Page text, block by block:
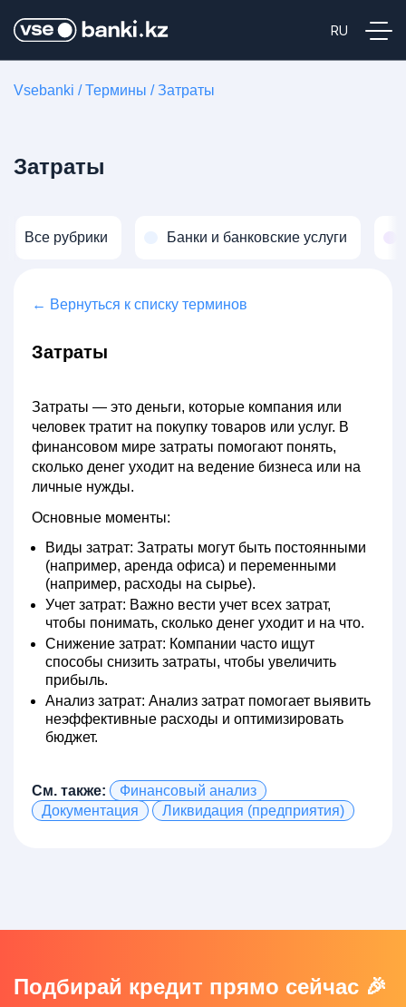
Vsebanki /Термины /Затраты
Затраты
Все рубрики Банки и банковские услуги
← Вернуться к списку терминов
Затраты
Затраты — это деньги, которые компания или
человек тратит на покупку товаров или услуг. В
финансовом мире затраты помогают понять,
сколько денег уходит на ведение бизнеса или на
личные нужды.
Основные моменты:
Виды затрат: Затраты могут быть постоянными
(например, аренда офиса) и переменными
(например, расходы на сырье).
Учет затрат: Важно вести учет всех затрат,
чтобы понимать, сколько денег уходит и на что.
Снижение затрат: Компании часто ищут
способы снизить затраты, чтобы увеличить
прибыль.
Анализ затрат: Анализ затрат помогает выявить
неэффективные расходы и оптимизировать
бюджет.
См. также:
Финансовый анализ
Документация
Ликвидация (предприятия)
Подбирай кредит прямо сейчас 🎉